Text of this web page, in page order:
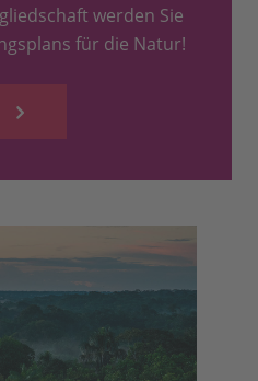
werden Sie
für die Natur!